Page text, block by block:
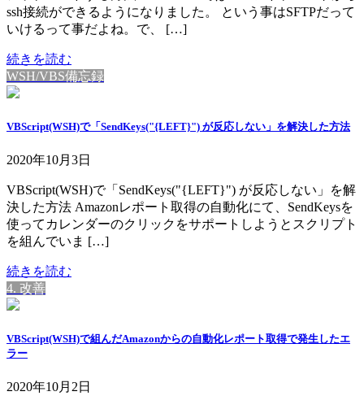
ssh接続ができるようになりました。 という事はSFTPだって
いけるって事だよね。で、 […]
続きを読む
WSH/VBS備忘録
VBScript(WSH)で「SendKeys("{LEFT}") が反応しない」を解決した方法
2020年10月3日
VBScript(WSH)で「SendKeys("{LEFT}") が反応しない」を解
決した方法 Amazonレポート取得の自動化にて、SendKeysを
使ってカレンダーのクリックをサポートしようとスクリプト
を組んでいま […]
続きを読む
4. 改善
VBScript(WSH)で組んだAmazonからの自動化レポート取得で発生したエ
ラー
2020年10月2日